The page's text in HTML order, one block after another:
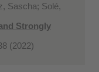
Sascha; Solé,
Strongly
(2022)